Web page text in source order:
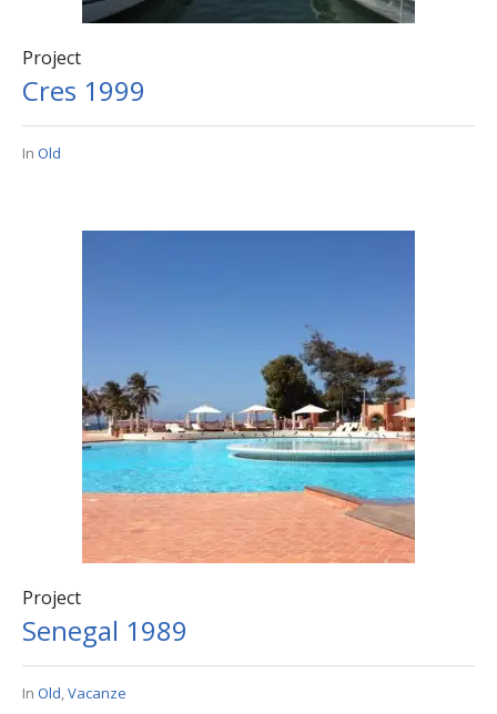
Project
Cres 1999
In Old
Project
Senegal 1989
In Old,Vacanze